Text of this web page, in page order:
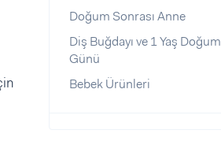
Doğum Sonrası Anne
Diş Buğdayı ve 1 Yaş Doğum
Günü
Bebek Ürünleri